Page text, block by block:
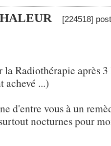
[224518]
la Radiothérapie après
...)
d'entre vous à un
nocturnes pour